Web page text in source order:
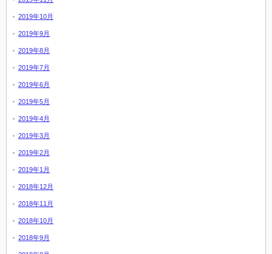
2019年10月
2019年9月
2019年8月
2019年7月
2019年6月
2019年5月
2019年4月
2019年3月
2019年2月
2019年1月
2018年12月
2018年11月
2018年10月
2018年9月